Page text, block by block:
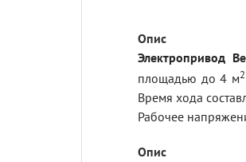
Электропривод
площадью до 4 м2
Время хода
Рабочее